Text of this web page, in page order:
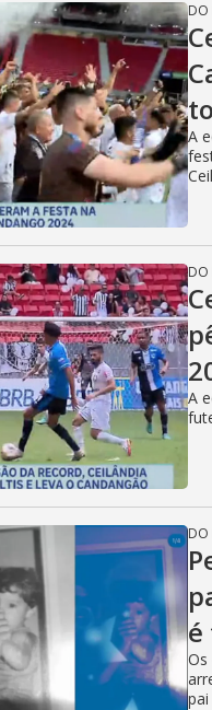
DO
A
DO
A
DO
é
pai